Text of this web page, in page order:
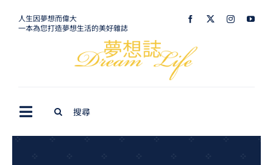
人生因夢想而偉大
一本為您打造夢想生活的美好雜誌
Toggle
Navigation